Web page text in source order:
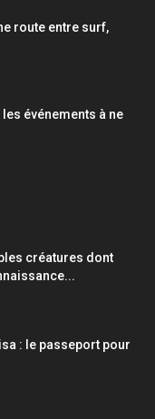
route entre surf,
événements à ne
créatures dont
: le passeport pour